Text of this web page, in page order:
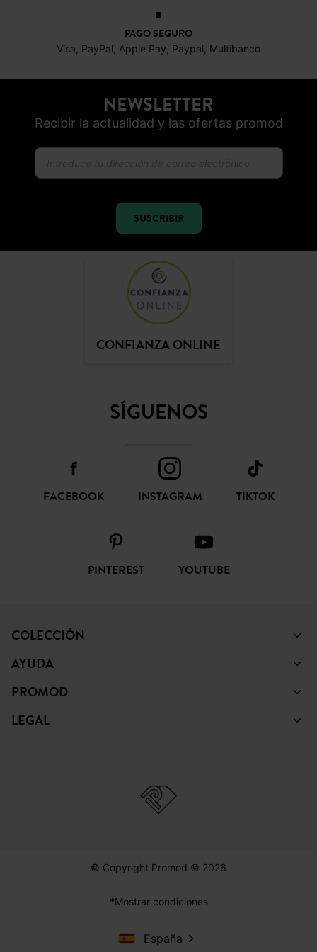
PAGO SEGURO
Visa, PayPal, Apple Pay, Paypal, Multibanco
NEWSLETTER
Recibir la actualidad y las ofertas promod
SUSCRIBIR
CONFIANZA ONLINE
SÍGUENOS
FACEBOOK INSTAGRAM TIKTOK
PINTEREST YOUTUBE
COLECCIÓN
AYUDA
PROMOD
LEGAL
© Copyright Promod © 2026
*Mostrar condiciones
España